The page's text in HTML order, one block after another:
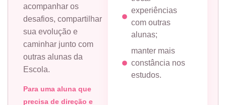
acompanhar os
desafios, compartilhar
sua evolução e
caminhar junto com
outras alunas da
Escola.
Para uma aluna que
precisa de direção e
experiências
com outras
alunas;
manter mais
constância nos
estudos.